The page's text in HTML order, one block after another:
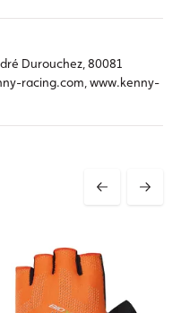
Durouchez, 80081
racing.com, www.kenny-